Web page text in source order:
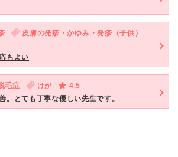
皮膚の発疹・かゆみ・発疹（子供）
もよい
毛症 けが
4.5
。とても丁寧な優しい先生です。